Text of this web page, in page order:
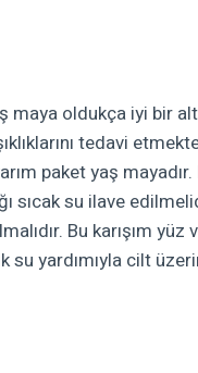
maya oldukça iyi bir
tedavi
paket yaş
sıcak su ilave
Bu karışım
yardımıyla cilt